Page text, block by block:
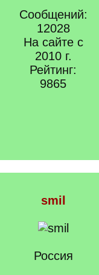
Сообщений:
12028
На сайте с
2010 г.
Рейтинг:
9865
smil
Россия